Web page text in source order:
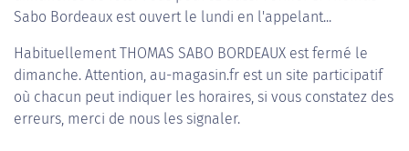
Sabo Bordeaux est ouvert le lundi en l'appelant...
HabituellementTHOMAS SABO BORDEAUX est fermé le
dimanche. Attention, au-magasin.fr est un site participatif
où chacun peut indiquer les horaires, si vous constatez des
erreurs, merci de nous les signaler.